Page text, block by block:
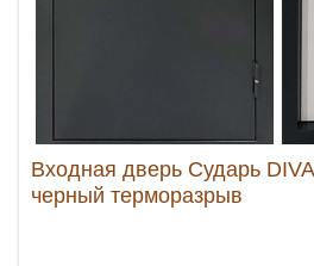
Входная дверь Сударь
черный терморазрыв